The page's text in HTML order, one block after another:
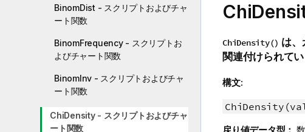
BinomDist - スクリプトおよびチャ
ート関数
BinomFrequency - スクリプトお
よびチャート関数
BinomInv - スクリプトおよびチャ
ート関数
ChiDensity - スクリプトおよびチャ
ート関数
ChiDensity() は、
関連付けられてい
構文: